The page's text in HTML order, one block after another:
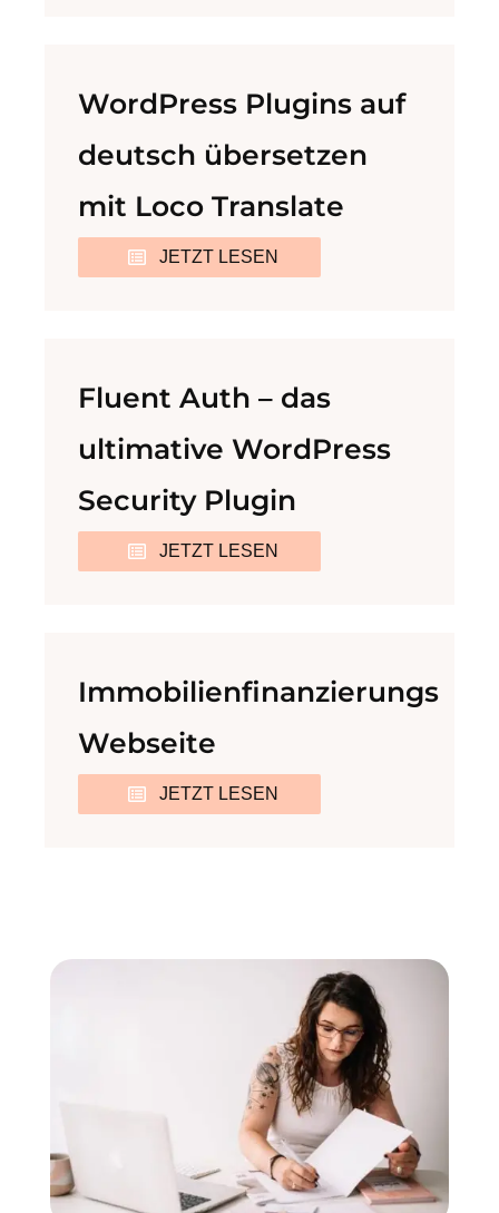
WordPress Plugins auf
deutsch übersetzen
mit Loco Translate
JETZT LESEN
Fluent Auth – das
ultimative WordPress
Security Plugin
JETZT LESEN
Immobilienfinanzierungs
Webseite
JETZT LESEN